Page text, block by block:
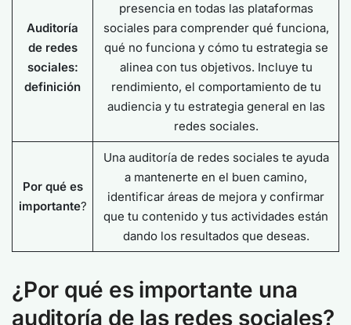
Auditoría
de redes
sociales:
definición
presencia en todas las plataformas
sociales para comprender qué funciona,
qué no funciona y cómo tu estrategia se
alinea con tus objetivos. Incluye tu
rendimiento, el comportamiento de tu
audiencia y tu estrategia general en las
redes sociales.
Por qué es
importante?
Una auditoría de redes sociales te ayuda
a mantenerte en el buen camino,
identificar áreas de mejora y confirmar
que tu contenido y tus actividades están
dando los resultados que deseas.
¿Por qué es importante una
auditoría de las redes sociales?